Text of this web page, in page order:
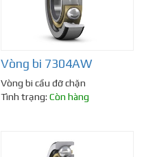
Vòng bi 7304AW
Vòng bi cầu đỡ chặn
Tình trạng: Còn hàng